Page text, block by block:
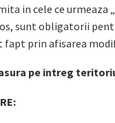
in cele ce
sunt obligatorii
fapt prin afisarea
pe intreg